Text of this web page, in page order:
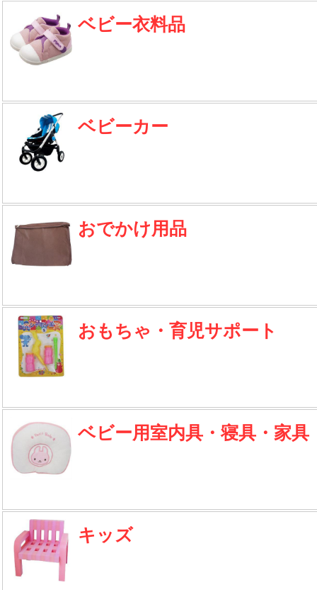
ベビー衣料品
ベビーカー
おでかけ用品
おもちゃ・育児サポート
ベビー用室内具・寝具・家具
キッズ